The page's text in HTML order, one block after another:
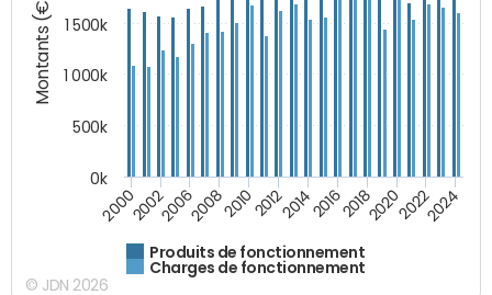
Montants (€)
Produits de fonctionnement
Charges de fonctionnement
200020022006200820102012201420162018202020222024
0k
500k
1 000k
1 500k
© JDN 2026